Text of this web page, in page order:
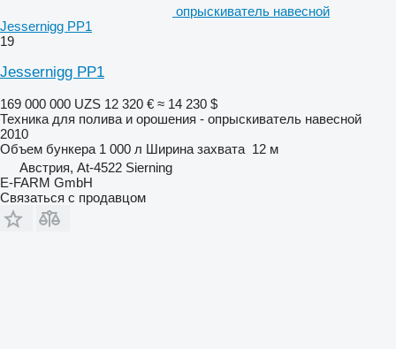
опрыскиватель навесной
Jessernigg PP1
19
Jessernigg PP1
169 000 000 UZS 12 320 € ≈ 14 230 $
Техника для полива и орошения - опрыскиватель навесной
2010
Объем бункера 1 000 л Ширина захвата 12 м
Австрия, At-4522 Sierning
E-FARM GmbH
Связаться с продавцом